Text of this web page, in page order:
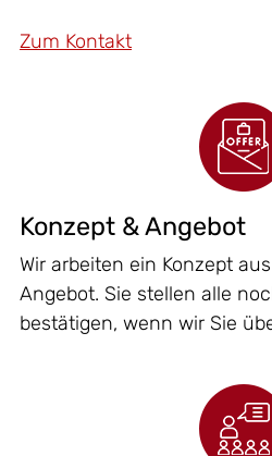
Zum Kontakt
Konzept & Angebot
Wir arbeiten ein Konzept
Angebot. Sie stellen alle
bestätigen, wenn wir Sie